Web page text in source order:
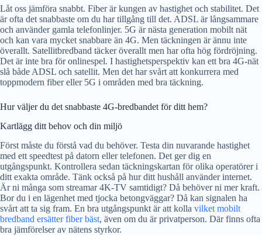
Låt oss jämföra snabbt. Fiber är kungen av hastighet och stabilitet. Det
är ofta det snabbaste om du har tillgång till det. ADSL är långsammare
och använder gamla telefonlinjer. 5G är nästa generation mobilt nät
och kan vara mycket snabbare än 4G. Men täckningen är ännu inte
överallt. Satellitbredband täcker överallt men har ofta hög fördröjning.
Det är inte bra för onlinespel. I hastighetsperspektiv kan ett bra 4G-nät
slå både ADSL och satellit. Men det har svårt att konkurrera med
toppmodern fiber eller 5G i områden med bra täckning.
Hur väljer du det snabbaste 4G-bredbandet för ditt hem?
Kartlägg ditt behov och din miljö
Först måste du förstå vad du behöver. Testa din nuvarande hastighet
med ett speedtest på datorn eller telefonen. Det ger dig en
utgångspunkt. Kontrollera sedan täckningskartan för olika operatörer i
ditt exakta område. Tänk också på hur ditt hushåll använder internet.
Är ni många som streamar 4K-TV samtidigt? Då behöver ni mer kraft.
Bor du i en lägenhet med tjocka betongväggar? Då kan signalen ha
svårt att ta sig fram. En bra utgångspunkt är att kolla vilket mobilt
bredband ersätter fiber bäst, även om du är privatperson. Där finns ofta
bra jämförelser av nätens styrkor.